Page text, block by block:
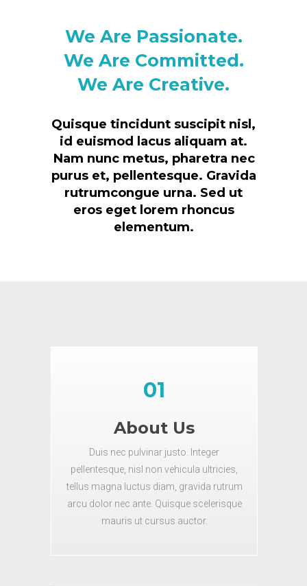
We Are Passionate.
We Are Committed.
We Are Creative.
Quisque tincidunt suscipit nisl,
id euismod lacus aliquam at.
Nam nunc metus, pharetra nec
purus et, pellentesque. Gravida
rutrumcongue urna. Sed ut
eros eget lorem rhoncus
elementum.
01
About Us
Duis nec pulvinar justo. Integer
pellentesque, nisl non vehicula ultricies,
tellus magna luctus diam, gravida rutrum
arcu dolor nec ante. Quisque scelerisque
mauris ut cursus auctor.